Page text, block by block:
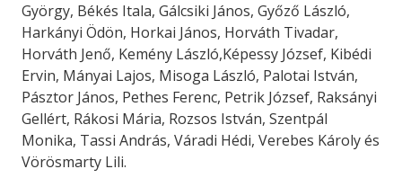
György, Békés Itala, Gálcsiki János, Győző László,
Harkányi Ödön, Horkai János, Horváth Tivadar,
Horváth Jenő, Kemény László,Képessy József, Kibédi
Ervin, Mányai Lajos, Misoga László, Palotai István,
Pásztor János, Pethes Ferenc, Petrik József, Raksányi
Gellért, Rákosi Mária, Rozsos István, Szentpál
Monika, Tassi András, Váradi Hédi, Verebes Károly és
Vörösmarty Lili.